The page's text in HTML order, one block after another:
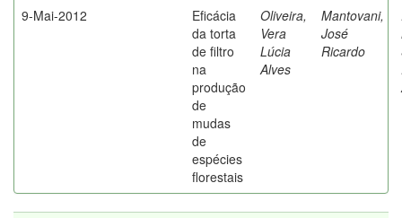
9-Mai-2012
Eficácia
da torta
de filtro
na
produção
de
mudas
de
espécies
florestais
Oliveira,
Vera
Lúcia
Alves
Mantovani,
José
Ricardo